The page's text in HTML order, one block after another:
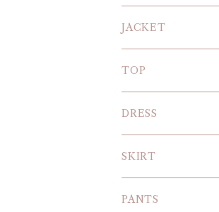
JACKET
TOP
KNIT
BLOUSE
T-SHIRT
DRESS
SKIRT
PANTS